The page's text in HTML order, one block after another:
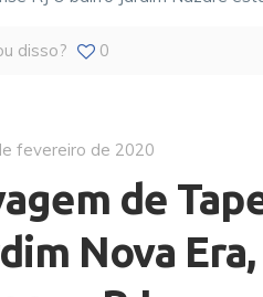
disso? 0
fevereiro de 2020
de
Nova